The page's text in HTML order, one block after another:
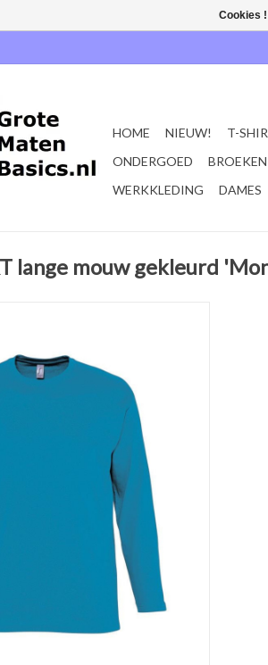
HOME NIEUW! T-
ONDERGOED
WERKKLEDING
DAMES
lange mouw gekleurd
Cookies